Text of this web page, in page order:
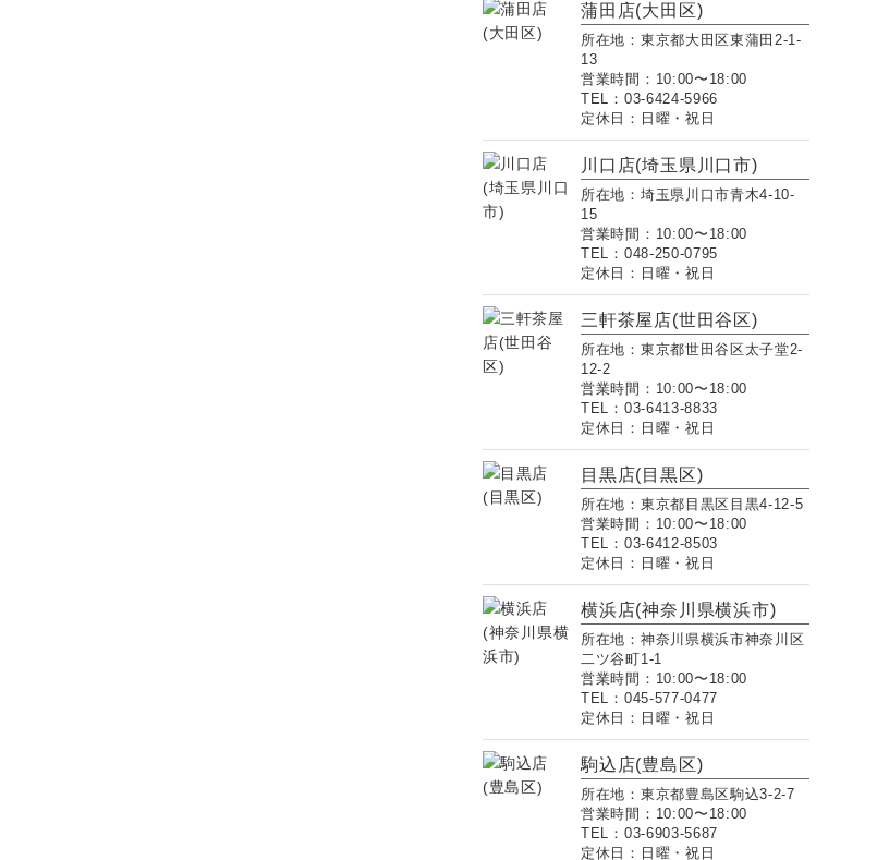
蒲田店(大田区)
所在地：東京都大田区東蒲田2-1-
13
営業時間：10:00〜18:00
TEL：03-6424-5966
定休日：日曜・祝日
川口店(埼玉県川口市)
所在地：埼玉県川口市青木4-10-
15
営業時間：10:00〜18:00
TEL：048-250-0795
定休日：日曜・祝日
三軒茶屋店(世田谷区)
所在地：東京都世田谷区太子堂2-
12-2
営業時間：10:00〜18:00
TEL：03-6413-8833
定休日：日曜・祝日
目黒店(目黒区)
所在地：東京都目黒区目黒4-12-5
営業時間：10:00〜18:00
TEL：03-6412-8503
定休日：日曜・祝日
横浜店(神奈川県横浜市)
所在地：神奈川県横浜市神奈川区
二ツ谷町1-1
営業時間：10:00〜18:00
TEL：045-577-0477
定休日：日曜・祝日
駒込店(豊島区)
所在地：東京都豊島区駒込3-2-7
営業時間：10:00〜18:00
TEL：03-6903-5687
定休日：日曜・祝日